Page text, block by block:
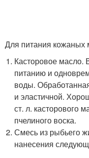
Для питания кожаных
Касторовое масло.
питанию и
воды.
и эластичной.
ст. л. касторового
пчелиного воска.
Смесь из рыбьего
нанесения